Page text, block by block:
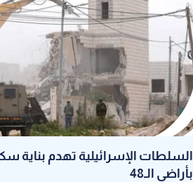
السلطات الإسرائيلية تهدم بناية
بأراضي الـ48